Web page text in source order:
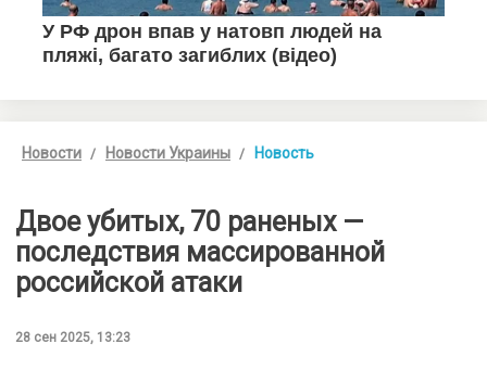
Новости Новости Украины Новость
Двое убитых, 70 раненых —
последствия массированной
российской атаки
28 сен 2025, 13:23